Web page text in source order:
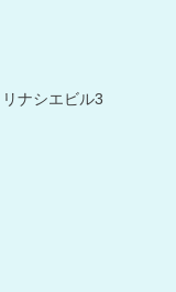
ナシエビル3